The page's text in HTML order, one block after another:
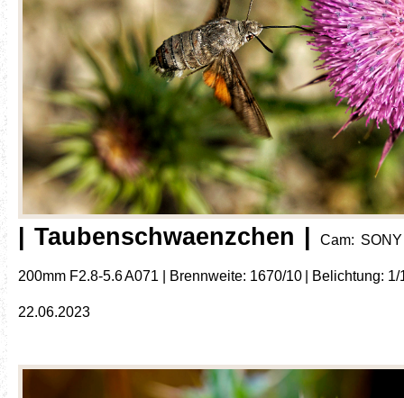
| Taubenschwaenzchen |Cam:
200mm F2.8-5.6 A071 | Brennweite: 1670/10 | Belichtung:
22.06.2023